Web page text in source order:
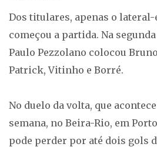
Dos titulares, apenas o lateral-
começou a partida. Na
Paulo Pezzolano colocou
Patrick, Vitinho e Borré.
No duelo da volta, que
semana, no Beira-Rio, em
pode perder por até dois gols